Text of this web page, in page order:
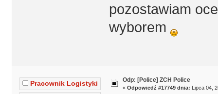
pozostawiam
wyborem
Pracownik Logistyki Odp: [Police] ZCH Police
« Odpowiedź #17749 dnia: Lipca 04,